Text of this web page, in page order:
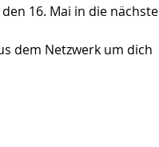
16. Mai in die nächste
dem Netzwerk um dich